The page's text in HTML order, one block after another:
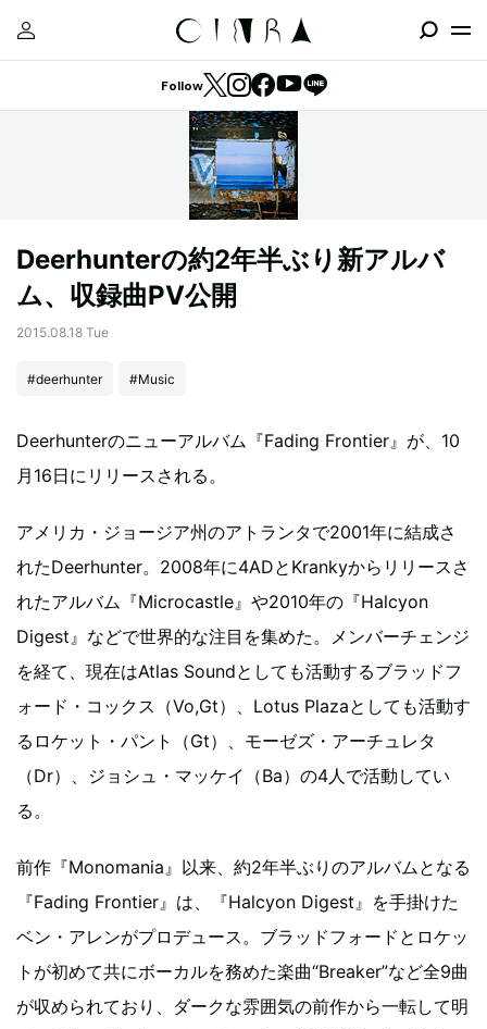
Follow
Deerhunterの約2年半ぶり新アルバ
ム、収録曲PV公開
2015.08.18 Tue
#deerhunter #Music
Deerhunterのニューアルバム『Fading Frontier』が、10
月16日にリリースされる。
アメリカ・ジョージア州のアトランタで2001年に結成さ
れたDeerhunter。2008年に4ADとKrankyからリリースさ
れたアルバム『Microcastle』や2010年の『Halcyon
Digest』などで世界的な注目を集めた。メンバーチェンジ
を経て、現在はAtlas Soundとしても活動するブラッドフ
ォード・コックス（Vo,Gt）、Lotus Plazaとしても活動す
るロケット・パント（Gt）、モーゼズ・アーチュレタ
（Dr）、ジョシュ・マッケイ（Ba）の4人で活動してい
る。
前作『Monomania』以来、約2年半ぶりのアルバムとなる
『Fading Frontier』は、『Halcyon Digest』を手掛けた
ベン・アレンがプロデュース。ブラッドフォードとロケッ
トが初めて共にボーカルを務めた楽曲“Breaker”など全9曲
が収められており、ダークな雰囲気の前作から一転して明